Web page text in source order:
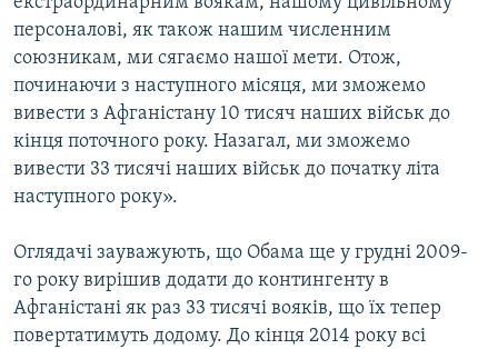
персоналові, як також нашим численним
союзникам, ми сягаємо нашої мети. Отож,
починаючи з наступного місяця, ми зможемо
вивести з Афганістану 10 тисяч наших військ до
кінця поточного року. Назагал, ми зможемо
вивести 33 тисячі наших військ до початку літа
наступного року».
Оглядачі зауважують, що Обама ще у грудні 2009-
го року вирішив додати до контингенту в
Афганістані як раз 33 тисячі вояків, що їх тепер
повертатимуть додому. До кінця 2014 року всі